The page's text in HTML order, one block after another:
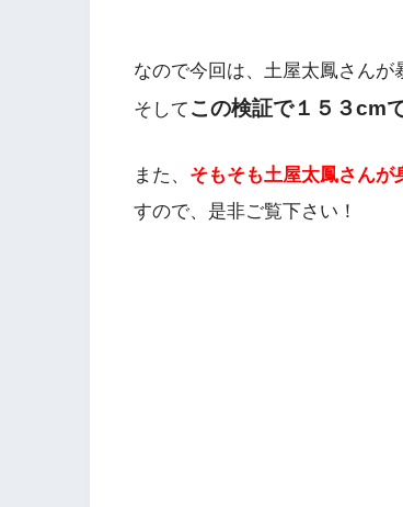
なので今回は、土屋太鳳さんが
そして この検証で１５３cm
また、 そもそも土屋太鳳さん
すので、是非ご覧下さい！